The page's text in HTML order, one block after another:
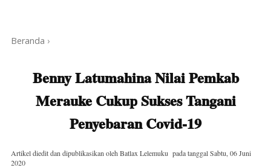
Beranda ›
Benny Latumahina Nilai Pemkab
Merauke Cukup Sukses Tangani
Penyebaran Covid-19
Artikel diedit dan dipublikasikan oleh Batlax Lelemuku pada tanggalSabtu, 06 Juni
2020